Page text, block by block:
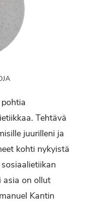
Tehtävä
juurilleni ja
kohti nykyistä
asia on ollut
Kantin